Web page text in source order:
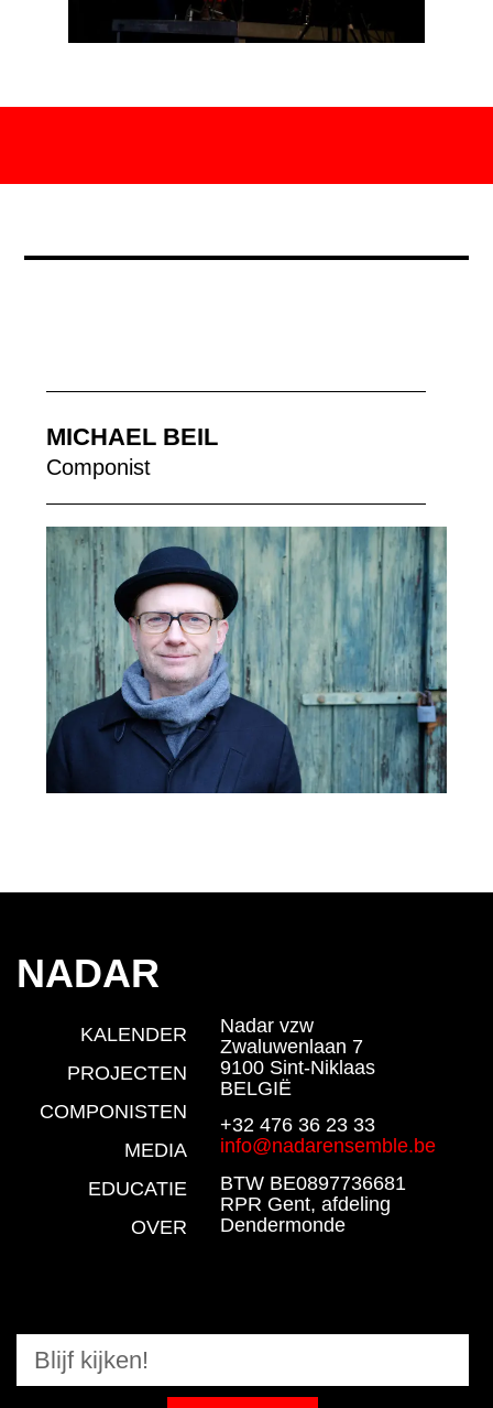
MICHAEL BEIL
Componist
NADAR
KALENDER
PROJECTEN
COMPONISTEN
MEDIA
EDUCATIE
OVER
Nadar vzw
Zwaluwenlaan 7
9100 Sint-Niklaas
BELGIË
+32 476 36 23 33
info@nadarensemble.be
BTW BE0897736681
RPR Gent, afdeling
Dendermonde